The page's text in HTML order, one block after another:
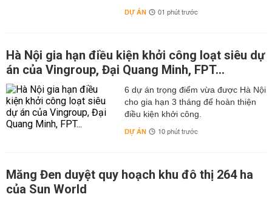
DỰ ÁN 01 phút trước
Hà Nội gia hạn điều kiện khởi công loạt siêu dự
án của Vingroup, Đại Quang Minh, FPT...
6 dự án trọng điểm vừa được Hà Nội
cho gia hạn 3 tháng để hoàn thiện
điều kiện khởi công.
DỰ ÁN 10 phút trước
Măng Đen duyệt quy hoạch khu đô thị 264 ha
của Sun World